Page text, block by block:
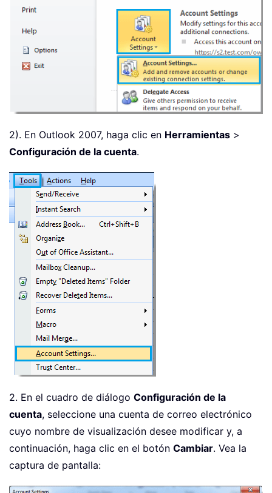
2). En Outlook 2007, haga clic en Herramientas >
Configuración de la cuenta.
2. En el cuadro de diálogo Configuración de la
cuenta, seleccione una cuenta de correo electrónico
cuyo nombre de visualización desee modificar y, a
continuación, haga clic en el botón Cambiar. Vea la
captura de pantalla: